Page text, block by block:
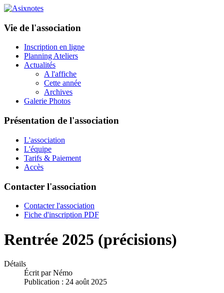
Vie de l'association
Inscription en ligne
Planning Ateliers
Actualités
A l'affiche
Cette année
Archives
Galerie Photos
Présentation de l'association
L'association
L'équipe
Tarifs & Paiement
Accès
Contacter l'association
Contacter l'association
Fiche d'inscription PDF
Rentrée 2025 (précisions)
Détails
Écrit parNémo
Publication : 24 août 2025